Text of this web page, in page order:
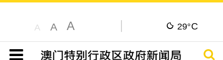
A A A 29°C
搜寻